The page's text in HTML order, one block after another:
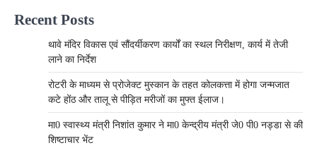
Recent Posts
थावे मंदिर विकास एवं सौंदर्यीकरण कार्यों का स्थल निरीक्षण, कार्य में तेजी
लाने का निर्देश
रोटरी के माध्यम से प्रोजेक्ट मुस्कान के तहत कोलकत्ता में होगा जन्मजात
कटे होंठ और तालू से पीड़ित मरीजों का मुफ्त ईलाज।
मा0 स्वास्थ्य मंत्री निशांत कुमार ने मा0 केन्द्रीय मंत्री जे0 पी0 नड्डा से की
शिष्टाचार भेंट